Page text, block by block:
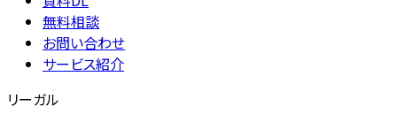
無料相談
お問い合わせ
サービス紹介
リーガル